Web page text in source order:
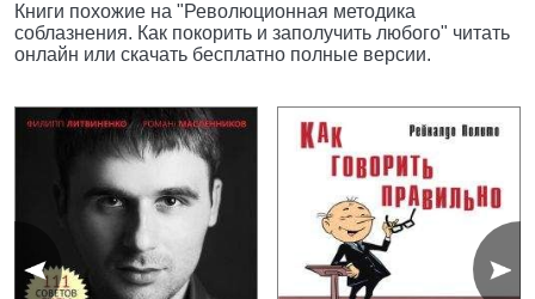
Книги похожие на "Революционная методика
соблазнения. Как покорить и заполучить любого" читать
онлайн или скачать бесплатно полные версии.